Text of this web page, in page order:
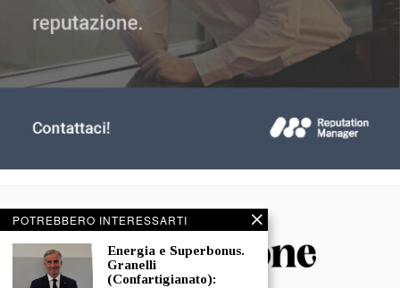
POTREBBERO INTERESSARTI
Energia e Superbonus.
Granelli
(Confartigianato):